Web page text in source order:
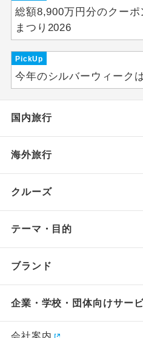
総額8,900万円分のクー
まつり2026
PickUp
今年のシルバーウィーク
国内旅行
海外旅行
クルーズ
テーマ・目的
ブランド
企業・学校・団体向けサー